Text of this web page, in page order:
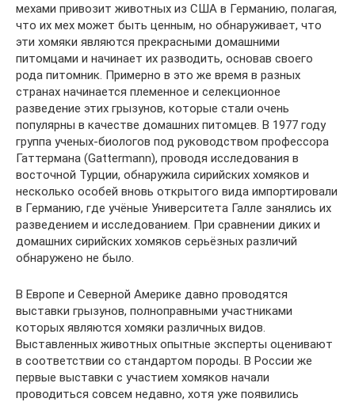
мехами привозит животных из США в Германию, полагая,
что их мех может быть ценным, но обнаруживает, что
эти хомяки являются прекрасными домашними
питомцами и начинает их разводить, основав своего
рода питомник. Примерно в это же время в разных
странах начинается племенное и селекционное
разведение этих грызунов, которые стали очень
популярны в качестве домашних питомцев. В 1977 году
группа ученых-биологов под руководством профессора
Гаттермана (Gattermann), проводя исследования в
восточной Турции, обнаружила сирийских хомяков и
несколько особей вновь открытого вида импортировали
в Германию, где учёные Университета Галле занялись их
разведением и исследованием. При сравнении диких и
домашних сирийских хомяков серьёзных различий
обнаружено не было.
В Европе и Северной Америке давно проводятся
выставки грызунов, полноправными участниками
которых являются хомяки различных видов.
Выставленных животных опытные эксперты оценивают
в соответствии со стандартом породы. В России же
первые выставки с участием хомяков начали
проводиться совсем недавно, хотя уже появились